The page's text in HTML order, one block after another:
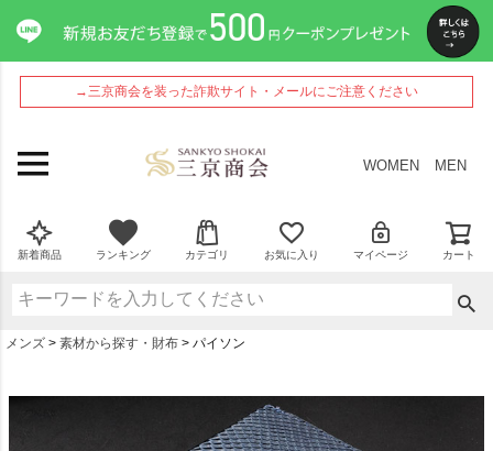
→三京商会を装った詐欺サイト・メールにご注意ください
WOMEN MEN
新着商品 ランキング カテゴリ お気に入り マイページ カート
メンズ 素材から探す・財布 パイソン